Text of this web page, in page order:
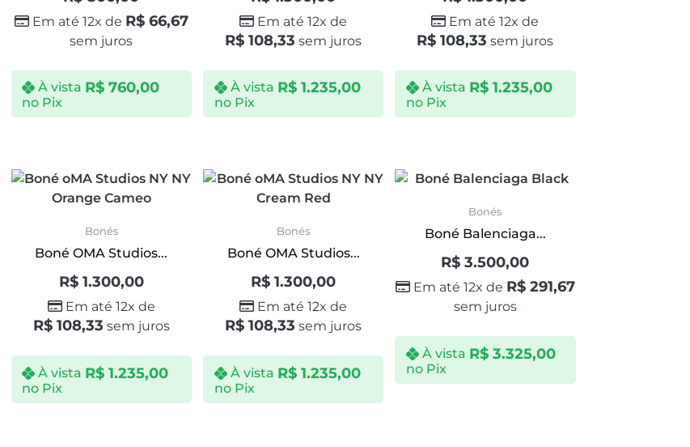
Em até 12x de R$66,67
sem juros
À vista R$ 760,00
no Pix
Em até 12x de
R$ 108,33 sem juros
À vista R$1.235,00
no Pix
Em até 12x de
R$ 108,33 sem juros
À vista R$1.235,00
no Pix
Bonés
Boné OMA Studios...
R$1.300,00
Em até 12x de
R$108,33 sem juros
À vista R$ 1.235,00
no Pix
Bonés
Boné OMA Studios...
R$ 1.300,00
Em até 12x de
R$ 108,33 sem juros
À vista R$1.235,00
no Pix
Bonés
Boné Balenciaga...
R$ 3.500,00
Em até 12x de R$291,67
sem juros
À vista R$3.325,00
no Pix